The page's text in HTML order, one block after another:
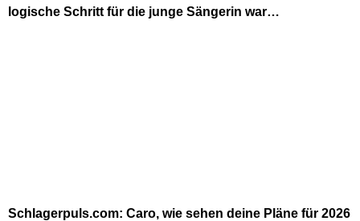
logische Schritt für die junge Sängerin war…
Schlagerpuls.com: Caro, wie sehen deine Pläne für 2026